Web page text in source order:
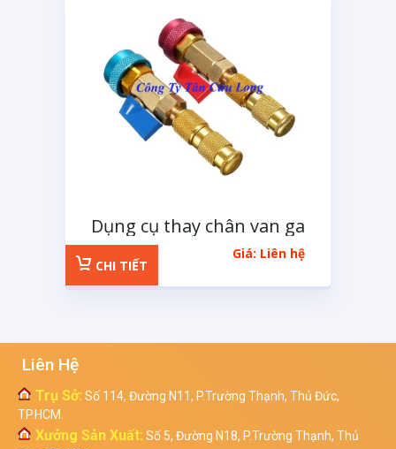
Dụng cụ thay chân van ga
lạnh ô tô
Giá: Liên hệ
CHI TIẾT
Liên Hệ
Trụ Sở: Số 114, Đường N11, P.Trường Thạnh, Thủ Đức,
TP.HCM.
Xưởng Sản Xuất: Số 5, Đường N18, P.Trường Thạnh, Thủ